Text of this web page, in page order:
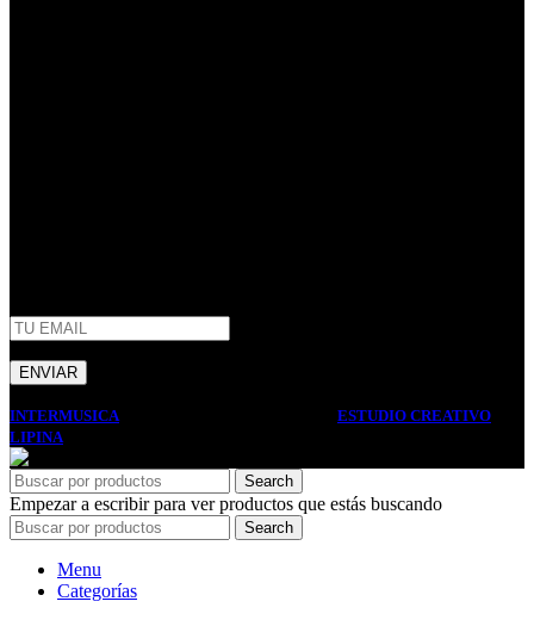
INTERMUSICA
ESTUDIO CREATIVO
LIPINA. PREMIUM E-COMMERCE SOLUTIONS.
Search
Empezar a escribir para ver productos que estás buscando
Search
Menu
Categorías